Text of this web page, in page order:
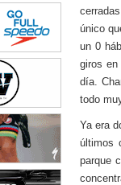
único
un 0
giros
día.
todo
Ya era
últimos
parque